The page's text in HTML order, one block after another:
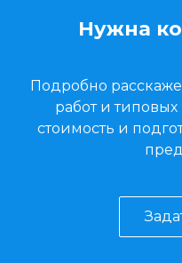
Нужна
Подробно
работ и типовых
стоимость и